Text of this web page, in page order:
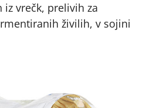
vrečk, prelivih za
živilih, v sojini